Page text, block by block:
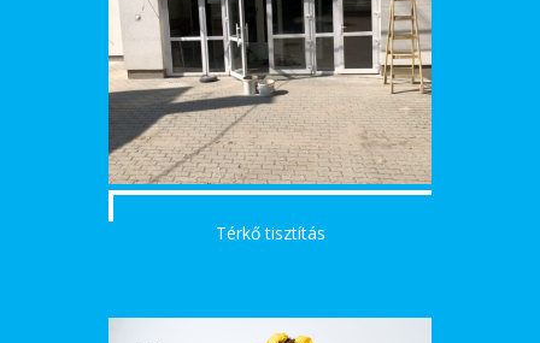
Térkő tisztítás